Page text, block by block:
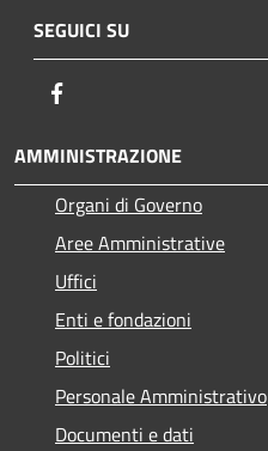
SEGUICI SU
AMMINISTRAZIONE
Organi di Governo
Aree Amministrative
Uffici
Enti e fondazioni
Politici
Personale Amministrativo
Documenti e dati